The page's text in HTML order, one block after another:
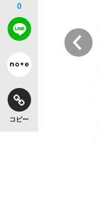
0
コピー